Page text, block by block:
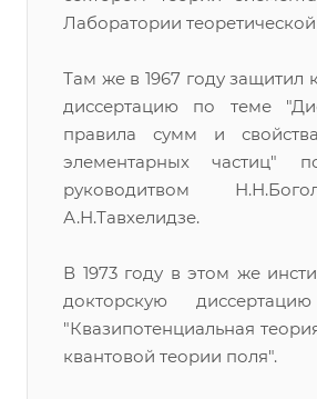
Лаборатории
Там же в 1967 году защитил
диссертацию по теме
правила сумм и
элементарных частиц"
руководитвом
А.Н.Тавхелидзе.
В 1973 году в этом же
докторскую
"Квазипотенциальная
квантовой теории поля".